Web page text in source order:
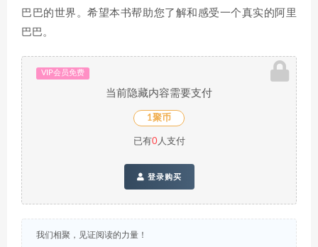
巴巴的世界。希望本书帮助您了解和感受一个真实的阿里
巴巴。
VIP会员免费
当前隐藏内容需要支付
1聚币
已有0人支付
登录购买
我们相聚，见证阅读的力量！